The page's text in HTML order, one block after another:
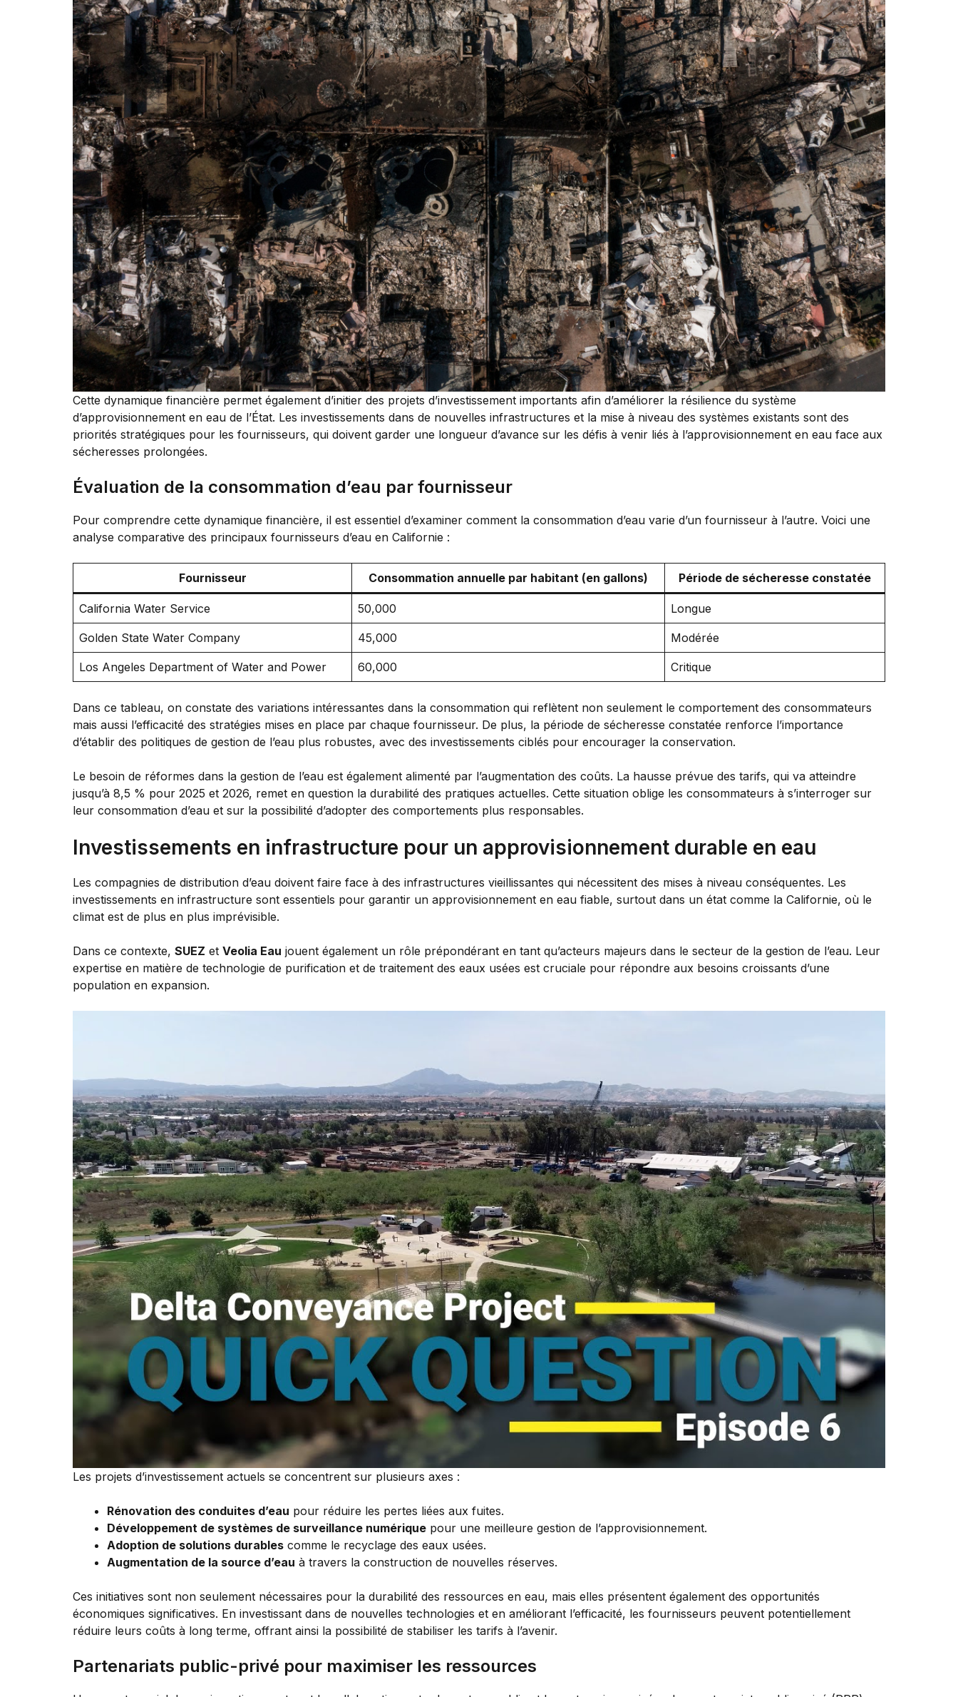
Cette dynamique financière permet également d’initier des projets d’investissement importants afin d’améliorer la résilience du système
d’approvisionnement en eau de l’État. Les investissements dans de nouvelles infrastructures et la mise à niveau des systèmes existants sont des
priorités stratégiques pour les fournisseurs, qui doivent garder une longueur d’avance sur les défis à venir liés à l’approvisionnement en eau face aux
sécheresses prolongées.
Évaluation de la consommation d’eau par fournisseur
Pour comprendre cette dynamique financière, il est essentiel d’examiner comment la consommation d’eau varie d’un fournisseur à l’autre. Voici une
analyse comparative des principaux fournisseurs d’eau en Californie :
Fournisseur Consommation annuelle par habitant (en gallons) Période de sécheresse constatée
California Water Service 50,000 Longue
Golden State Water Company 45,000 Modérée
Los Angeles Department of Water and Power 60,000 Critique
Dans ce tableau, on constate des variations intéressantes dans la consommation qui reflètent non seulement le comportement des consommateurs
mais aussi l’efficacité des stratégies mises en place par chaque fournisseur. De plus, la période de sécheresse constatée renforce l’importance
d’établir des politiques de gestion de l’eau plus robustes, avec des investissements ciblés pour encourager la conservation.
Le besoin de réformes dans la gestion de l’eau est également alimenté par l’augmentation des coûts. La hausse prévue des tarifs, qui va atteindre
jusqu’à 8,5 % pour 2025 et 2026, remet en question la durabilité des pratiques actuelles. Cette situation oblige les consommateurs à s’interroger sur
leur consommation d’eau et sur la possibilité d’adopter des comportements plus responsables.
Investissements en infrastructure pour un approvisionnement durable en eau
Les compagnies de distribution d’eau doivent faire face à des infrastructures vieillissantes qui nécessitent des mises à niveau conséquentes. Les
investissements en infrastructure sont essentiels pour garantir un approvisionnement en eau fiable, surtout dans un état comme la Californie, où le
climat est de plus en plus imprévisible.
Dans ce contexte, SUEZ et Veolia Eau jouent également un rôle prépondérant en tant qu’acteurs majeurs dans le secteur de la gestion de l’eau. Leur
expertise en matière de technologie de purification et de traitement des eaux usées est cruciale pour répondre aux besoins croissants d’une
population en expansion.
Les projets d’investissement actuels se concentrent sur plusieurs axes :
Rénovation des conduites d’eau pour réduire les pertes liées aux fuites.
Développement de systèmes de surveillance numérique pour une meilleure gestion de l’approvisionnement.
Adoption de solutions durables comme le recyclage des eaux usées.
Augmentation de la source d’eau à travers la construction de nouvelles réserves.
Ces initiatives sont non seulement nécessaires pour la durabilité des ressources en eau, mais elles présentent également des opportunités
économiques significatives. En investissant dans de nouvelles technologies et en améliorant l’efficacité, les fournisseurs peuvent potentiellement
réduire leurs coûts à long terme, offrant ainsi la possibilité de stabiliser les tarifs à l’avenir.
Partenariats public-privé pour maximiser les ressources